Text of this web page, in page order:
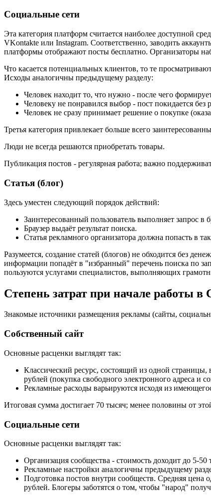
Социальные сети
Эта категория платформ считается наиболее доступной
VKontakte или Instagram. Соответственно, заводить
платформы отображают посты бесплатно. Организаторы
Что касается потенциальных клиентов, то те
Исходы аналогичны предыдущему разделу:
Человек находит то, что нужно - после чего
Человеку не понравился выбор - пост покидается без
Человек не сразу принимает решение о покупке
Третья категория привлекает больше всего
Люди не всегда решаются приобретать товары.
Публикация постов - регулярная работа; важно
Статья (блог)
Здесь уместен следующий порядок действий:
Заинтересованный пользователь выполняет запрос в
Браузер выдаёт результат поиска.
Статья рекламного организатора должна попасть в
Разумеется, создание статей (блогов) не обходится без
информации попадёт в "избранный" перечень поиска по
пользуются услугами специалистов, выполняющих
Степень затрат при начале работы в
Знакомые источники размещения рекламы (сайты,
Собственный сайт
Основные расценки выглядят так:
Классический ресурс, состоящий из одной страницы,
рублей (покупка свободного электронного адреса и
Рекламные расходы варьируются исходя из
Итоговая сумма достигает 70 тысяч; менее половины от
Социальные сети
Основные расценки выглядят так:
Организация сообщества - стоимость доходит до 5-
Рекламные настройки аналогичны предыдущему
Подготовка постов внутри сообществ. Средняя цена
рублей. Блогеры заботятся о том, чтобы "народ"